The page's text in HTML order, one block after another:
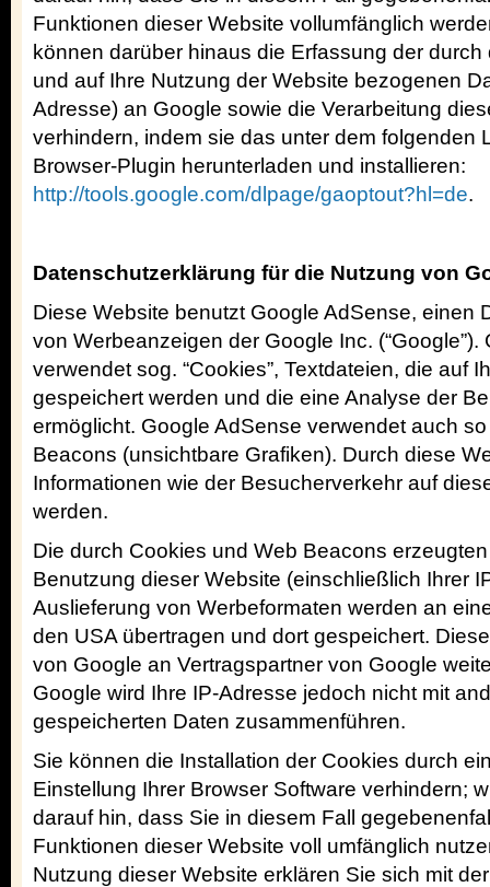
Funktionen dieser Website vollumfänglich
können darüber hinaus die Erfassung der
und auf Ihre Nutzung der Website bezogenen
Adresse) an Google sowie die Verarbeitung
verhindern, indem sie das unter dem folgenden
Browser-Plugin herunterladen und installieren:
http://tools.google.com/dlpage/gaoptout?hl=de.
Datenschutzerklärung für die Nutzung von
Diese Website benutzt Google AdSense, einen
von Werbeanzeigen der Google Inc. (“Google”).
verwendet sog. “Cookies”, Textdateien, die auf
gespeichert werden und die eine Analyse der
ermöglicht. Google AdSense verwendet auch
Beacons (unsichtbare Grafiken). Durch diese
Informationen wie der Besucherverkehr auf
werden.
Die durch Cookies und Web Beacons
Benutzung dieser Website (einschließlich Ihrer
Auslieferung von Werbeformaten werden an
den USA übertragen und dort gespeichert.
von Google an Vertragspartner von Google
Google wird Ihre IP-Adresse jedoch nicht mit
gespeicherten Daten zusammenführen.
Sie können die Installation der Cookies durch
Einstellung Ihrer Browser Software verhindern;
darauf hin, dass Sie in diesem Fall
Funktionen dieser Website voll umfänglich
Nutzung dieser Website erklären Sie sich mit